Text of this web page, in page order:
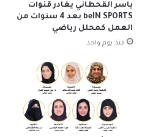
ياسر القحطاني يغادر قنوات
beIN SPORTS بعد 4 سنوات من
العمل كمحلل رياضي
منذ يوم واحد